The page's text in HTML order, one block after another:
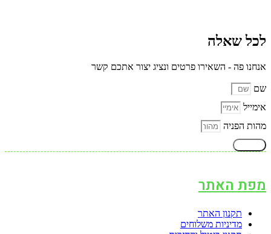
לכל שאלה
אנחנו פה - השאירו פרטים ונציג יצור אתכם קשר
שם
אימייל
מהות הפניה
מפת האתר
תקנון האתר
מדיניות משלוחים